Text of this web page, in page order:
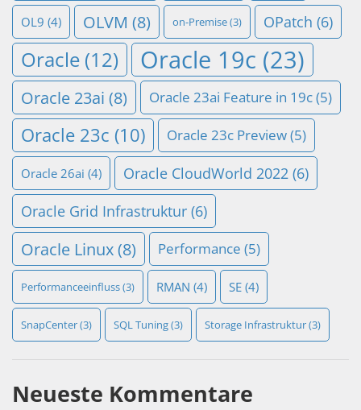
OL9 (4) OLVM (8) on-Premise(3) OPatch (6)
Oracle (12) Oracle 19c (23)
Oracle 23ai (8) Oracle 23ai Feature in 19c(5)
Oracle 23c (10) Oracle 23c Preview(5)
Oracle 26ai (4) Oracle CloudWorld 2022 (6)
Oracle Grid Infrastruktur (6)
Oracle Linux(8) Performance (5)
Performanceeinfluss(3) RMAN (4) SE (4)
SnapCenter(3) SQL Tuning(3) Storage Infrastruktur(3)
Neueste Kommentare